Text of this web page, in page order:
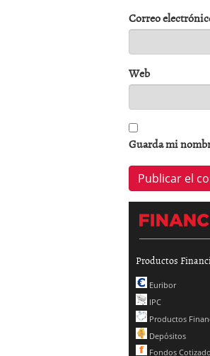
Correo
Web
Guarda mi
Productos
Euribor
IPC
Productos
Depósitos
Fondos